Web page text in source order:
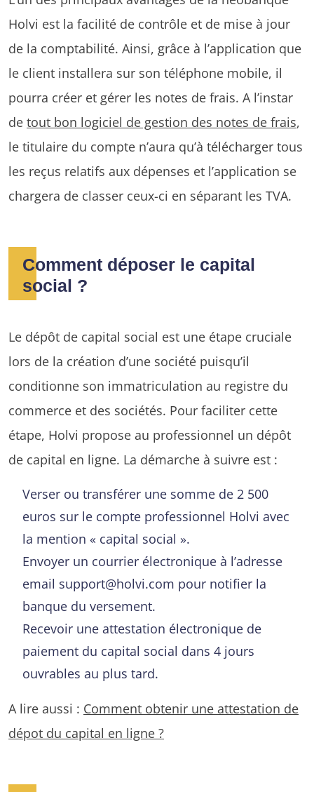
Holvi est la facilité de contrôle et de mise à jour
de la comptabilité. Ainsi, grâce à l’application que
le client installera sur son téléphone mobile, il
pourra créer et gérer les notes de frais. A l’instar
de tout bon logiciel de gestion des notes de frais,
le titulaire du compte n’aura qu’à télécharger tous
les reçus relatifs aux dépenses et l’application se
chargera de classer ceux-ci en séparant les TVA.
Comment déposer le capital
social ?
Le dépôt de capital social est une étape cruciale
lors de la création d’une société puisqu’il
conditionne son immatriculation au registre du
commerce et des sociétés. Pour faciliter cette
étape, Holvi propose au professionnel un dépôt
de capital en ligne. La démarche à suivre est :
Verser ou transférer une somme de 2 500
euros sur le compte professionnel Holvi avec
la mention « capital social ».
Envoyer un courrier électronique à l’adresse
email support@holvi.com pour notifier la
banque du versement.
Recevoir une attestation électronique de
paiement du capital social dans 4 jours
ouvrables au plus tard.
A lire aussi : Comment obtenir une attestation de
dépot du capital en ligne ?